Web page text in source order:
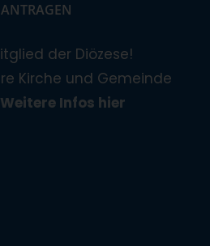
der Diözese!
Kirche und Gemeinde
Weitere Infos hier